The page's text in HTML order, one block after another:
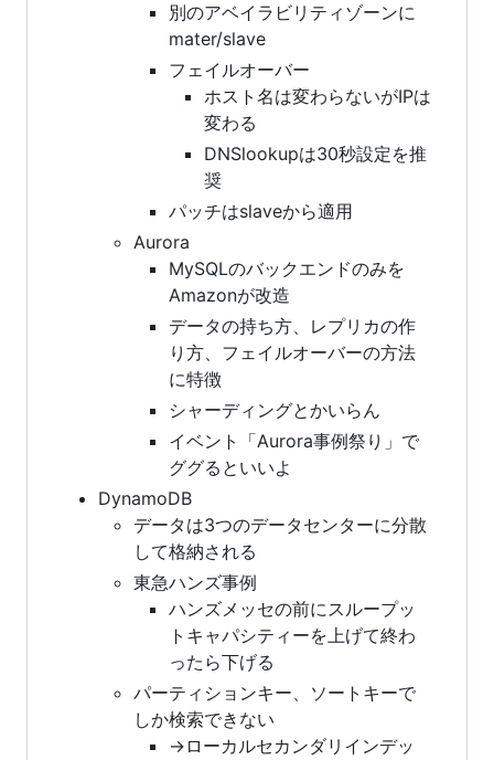
別のアベイラビリティゾーンに
mater/slave
フェイルオーバー
ホスト名は変わらないがIPは
変わる
DNSlookupは30秒設定を推
奨
パッチはslaveから適用
Aurora
MySQLのバックエンドのみを
Amazonが改造
データの持ち方、レプリカの作
り方、フェイルオーバーの方法
に特徴
シャーディングとかいらん
イベント「Aurora事例祭り」で
ググるといいよ
DynamoDB
データは3つのデータセンターに分散
して格納される
東急ハンズ事例
ハンズメッセの前にスループッ
トキャパシティーを上げて終わ
ったら下げる
パーティションキー、ソートキーで
しか検索できない
→ローカルセカンダリインデッ